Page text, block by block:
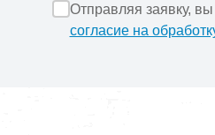
Отправляя заявку,
согласие на